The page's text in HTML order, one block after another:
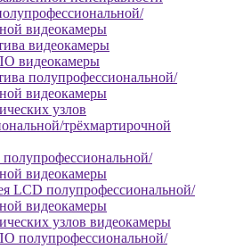
видеокамеры
видеокамеры
видеокамеры
полупрофессиональной/
видеокамеры
узлов
трёхмартирочной
видеокамеры
LCD полупрофессиональной/
видеокамеры
узлов видеокамеры
полупрофессиональной/